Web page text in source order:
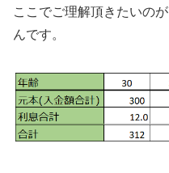
ここでご理解頂きたいのが
んです。